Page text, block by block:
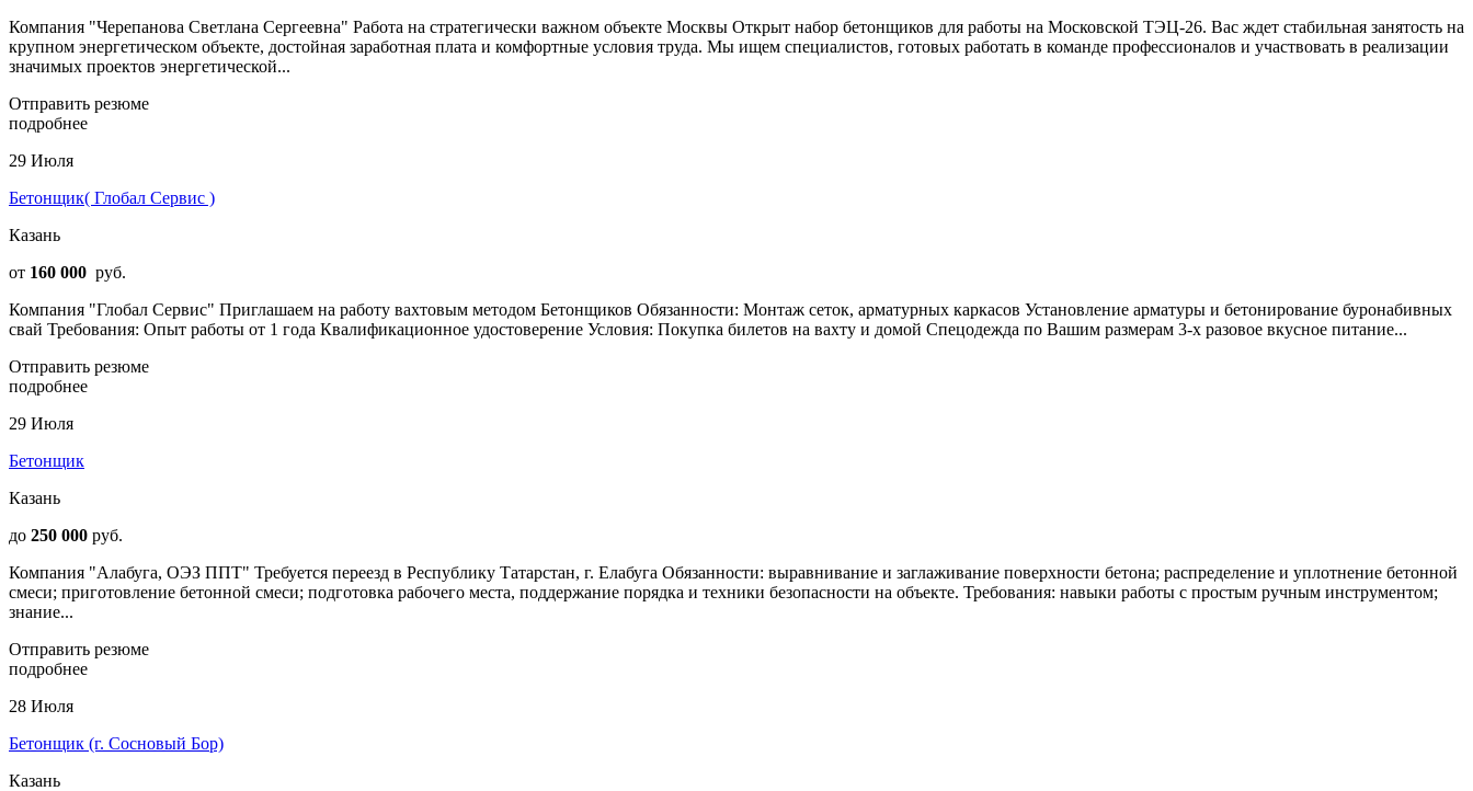
Компания "Черепанова Светлана Сергеевна" Работа на стратегически важном объекте Москвы Открыт набор бетонщиков для работы на Московской ТЭЦ-26. Вас ждет стабильная занятость на
крупном энергетическом объекте, достойная заработная плата и комфортные условия труда. Мы ищем специалистов, готовых работать в команде профессионалов и участвовать в реализации
значимых проектов энергетической...
Отправить резюме
подробнее
29 Июля
Бетонщик( Глобал Сервис )
Казань
от 160 000 руб.
Компания "Глобал Сервис" Приглашаем на работу вахтовым методом Бетонщиков Обязанности: Монтаж сеток, арматурных каркасов Установление арматуры и бетонирование буронабивных
свай Требования: Опыт работы от 1 года Квалификационное удостоверение Условия: Покупка билетов на вахту и домой Спецодежда по Вашим размерам 3-х разовое вкусное питание...
Отправить резюме
подробнее
29 Июля
Бетонщик
Казань
до 250 000 руб.
Компания "Алабуга, ОЭЗ ППТ" Требуется переезд в Республику Татарстан, г. Елабуга Обязанности: выравнивание и заглаживание поверхности бетона; распределение и уплотнение бетонной
смеси; приготовление бетонной смеси; подготовка рабочего места, поддержание порядка и техники безопасности на объекте. Требования: навыки работы с простым ручным инструментом;
знание...
Отправить резюме
подробнее
28 Июля
Бетонщик (г. Сосновый Бор)
Казань